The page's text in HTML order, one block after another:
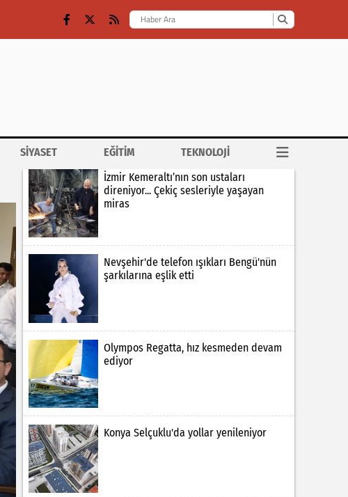
SİYASET EĞİTİM TEKNOLOJİ
İzmir Kemeraltı’nın son ustaları
direniyor... Çekiç sesleriyle yaşayan
miras
Nevşehir'de telefon ışıkları Bengü'nün
şarkılarına eşlik etti
Olympos Regatta, hız kesmeden devam
ediyor
Konya Selçuklu'da yollar yenileniyor